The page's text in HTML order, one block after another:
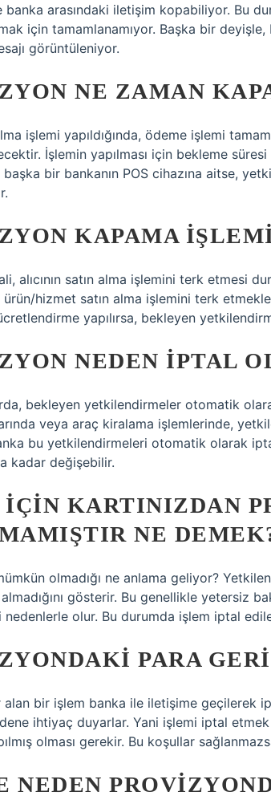
banka arasındaki iletişim kopabiliyor. Bu
için tamamlanamıyor. Başka bir deyişle,
görüntüleniyor.
NE ZAMAN
işlemi yapıldığında, ödeme işlemi
İşlemin yapılması için bekleme
bir bankanın POS cihazına aitse,
KAPAMA
alıcının satın alma işlemini terk etmesi
hizmet satın alma işlemini terk
yapılırsa, bekleyen
NEDEN IPTAL
bekleyen yetkilendirmeler otomatik
veya araç kiralama işlemlerinde,
bu yetkilendirmeleri otomatik olarak
kadar değişebilir.
KARTINIZDAN
NE
olmadığı ne anlama geliyor?
gösterir. Bu genellikle yetersiz
olur. Bu durumda işlem iptal
PARA
alan bir işlem banka ile iletişime geçilerek
ihtiyaç duyarlar. Yani işlemi iptal
olması gerekir. Bu koşullar
NEDEN